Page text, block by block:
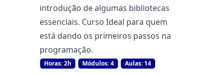
introdução de algumas bibliotecas
essenciais. Curso Ideal para quem
está dando os primeiros passos na
programação.
Horas: 2h Módulos: 4 Aulas: 14